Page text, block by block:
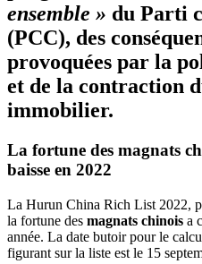
ensemble » du Parti
(PCC), des
provoquées par la
et de la contraction
immobilier.
La fortune des magnats
baisse en 2022
La Hurun China Rich List 2022,
la fortune des magnats chinois a
année. La date butoir pour le
figurant sur la liste est le 15